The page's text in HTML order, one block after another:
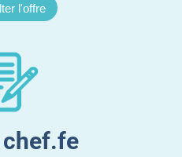
l'offre
chef.fe